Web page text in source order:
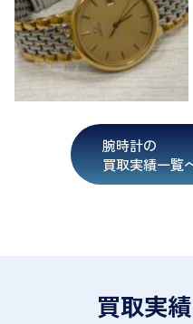
腕時計の
買取実績一覧
買取実